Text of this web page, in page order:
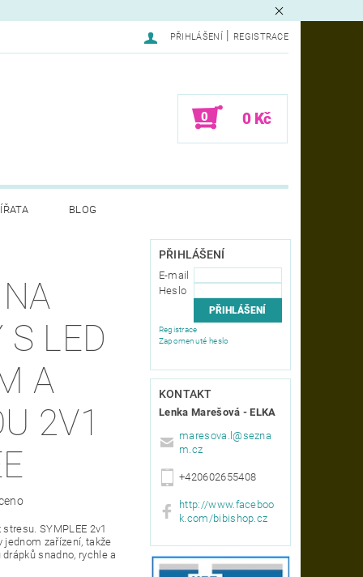
PŘIHLÁŠENÍ REGISTRACE
0 0 Kč
BLOG
S LED
A
2V1
SYMPLEE 2v1
jednom zařízení, takže
snadno, rychle a
PŘIHLÁŠENÍ
E-mail
Heslo
Registrace
Zapomenuté heslo
KONTAKT
Lenka Marešová - ELKA
maresova.l@sezna
m.cz
+420602655408
http://www.faceboo
k.com/bibishop.cz